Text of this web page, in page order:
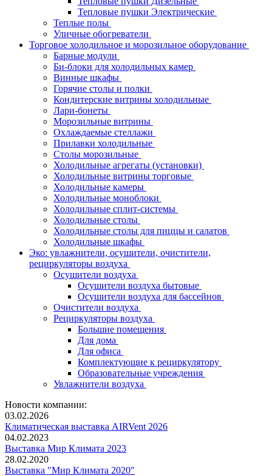
Тепловые пушки Электрические
Теплые полы
Уличные обогреватели
Торговое холодильное и морозильное оборудование
Барные модули
Би-блоки для холодильных камер
Винные шкафы
Горячие столы и полки
Кондитерские витрины холодильные
Лари-бонеты
Морозильные витрины
Охлаждаемые стеллажи
Прилавки холодильные
Столы морозильные
Холодильные агрегаты (установки)
Холодильные витрины торговые
Холодильные камеры
Холодильные моноблоки
Холодильные сплит-системы
Холодильные столы
Холодильные столы для пиццы и салатов
Холодильные шкафы
Эко: увлажнители, осушители, очистители,
рециркуляторы воздуха
Осушители воздуха
Осушители воздуха бытовые
Осушители воздуха для бассейнов
Очистители воздуха
Рециркуляторы воздуха
Большие помещения
Для дома
Для офиса
Комплектующие к рециркулятору
Образовательные учреждения
Увлажнители воздуха
Новости компании:
03.02.2026
Климатическая выставка AIRVent 2026
04.02.2023
Выставка Мир Климата 2023
28.02.2020
Выставка "Мир Климата 2020"